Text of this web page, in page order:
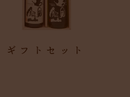
ギフトセット